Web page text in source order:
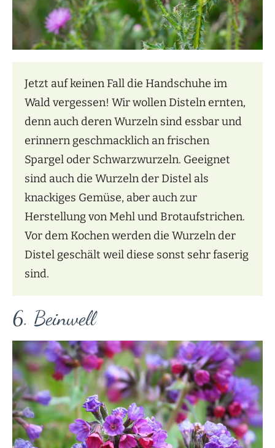
Jetzt auf keinen Fall die Handschuhe im
Wald vergessen! Wir wollen Disteln ernten,
denn auch deren Wurzeln sind essbar und
erinnern geschmacklich an frischen
Spargel oder Schwarzwurzeln. Geeignet
sind auch die Wurzeln der Distel als
knackiges Gemüse, aber auch zur
Herstellung von Mehl und Brotaufstrichen.
Vor dem Kochen werden die Wurzeln der
Distel geschält weil diese sonst sehr faserig
sind.
6. Beinwell